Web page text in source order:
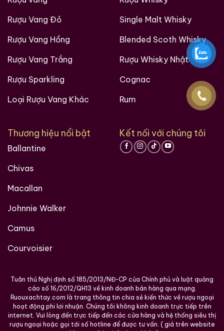
Rượu Vang Đỏ
Rượu Vang Hồng
Rượu Vang Trắng
Rượu Sparkling
Loại Rượu Vang Khác
Single Malt Whisky
Blended Scoth Whisky
Rượu Whisky Nhật
Cognac
Rum
Thương hiệu nổi bật
Ballantine
Chivas
Macallan
Johnnie Walker
Camus
Courvoisier
Kết nối với chúng tôi
Tuân thủ Nghị định số 185/2013/NĐ-CP của Chính phủ và luật quảng
cáo số 16/2012/QH13 về kinh doanh bán hàng qua mạng.
Ruouxachtay.com là trang thông tin chia sẻ kiến thức về rượu ngoại
hoạt động phi lơi nhuận. Chúng tôi không kinh doanh trực tiếp trên
internet. Vui lòng đến trực tiếp đến các cửa hàng và hệ thống siêu thị
rượu ngoại hoặc gọi tới số hotline để được tư vấn. ( giá trên website